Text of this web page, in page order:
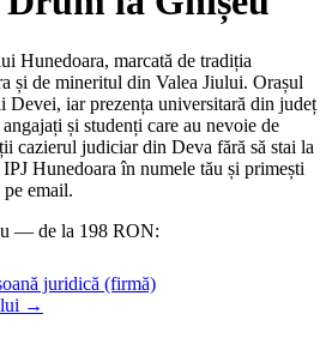
Hunedoara, marcată de tradiția
și de mineritul din Valea Jiului. Orașul
Devei, iar prezența universitară din județ
și studenți care au nevoie de
cazierul judiciar din Deva fără să stai la
IPJ Hunedoara în numele tău și primești
email.
— de la 198 RON:
juridică (firmă)
→